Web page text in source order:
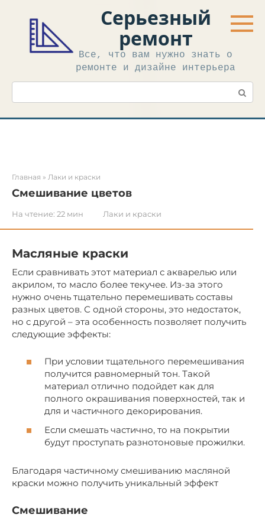
контенту
Серьезный
ремонт
Все, что вам нужно знать о
ремонте и дизайне интерьера
Поиск:
Главная » Лаки и краски
Смешивание цветов
На чтение: 22 мин Лаки и краски
Масляные краски
Если сравнивать этот материал с акварелью или
акрилом, то масло более текучее. Из-за этого
нужно очень тщательно перемешивать составы
разных цветов. С одной стороны, это недостаток,
но с другой – эта особенность позволяет получить
следующие эффекты:
При условии тщательного перемешивания
получится равномерный тон. Такой
материал отлично подойдет как для
полного окрашивания поверхностей, так и
для и частичного декорирования.
Если смешать частично, то на покрытии
будут проступать разнотоновые прожилки.
Благодаря частичному смешиванию масляной
краски можно получить уникальный эффект
Смешивание